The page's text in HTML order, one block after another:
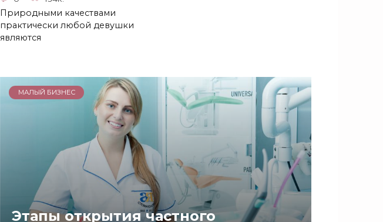
Природными качествами
практически любой девушки
являются
МАЛЫЙ БИЗНЕС
Этапы открытия частного